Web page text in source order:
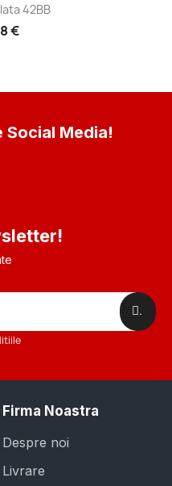
42BB
€
Social Media!
.
Firma Noastra
Despre noi
Livrare